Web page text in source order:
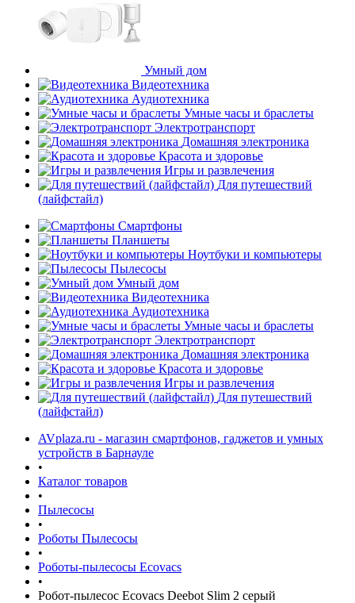
Умный дом
Видеотехника
Аудиотехника
Умные часы и браслеты
Электротранспорт
Домашняя электроника
Красота и здоровье
Игры и развлечения
Для путешествий
(лайфстайл)
Смартфоны
Планшеты
Ноутбуки и компьютеры
Пылесосы
Умный дом
Видеотехника
Аудиотехника
Умные часы и браслеты
Электротранспорт
Домашняя электроника
Красота и здоровье
Игры и развлечения
Для путешествий
(лайфстайл)
AVplaza.ru - магазин смартфонов, гаджетов и умных
устройств в Барнауле
•
Каталог товаров
•
Пылесосы
•
Роботы Пылесосы
•
Роботы-пылесосы Ecovacs
•
Робот-пылесос Ecovacs Deebot Slim 2 серый
раз в 2 недели